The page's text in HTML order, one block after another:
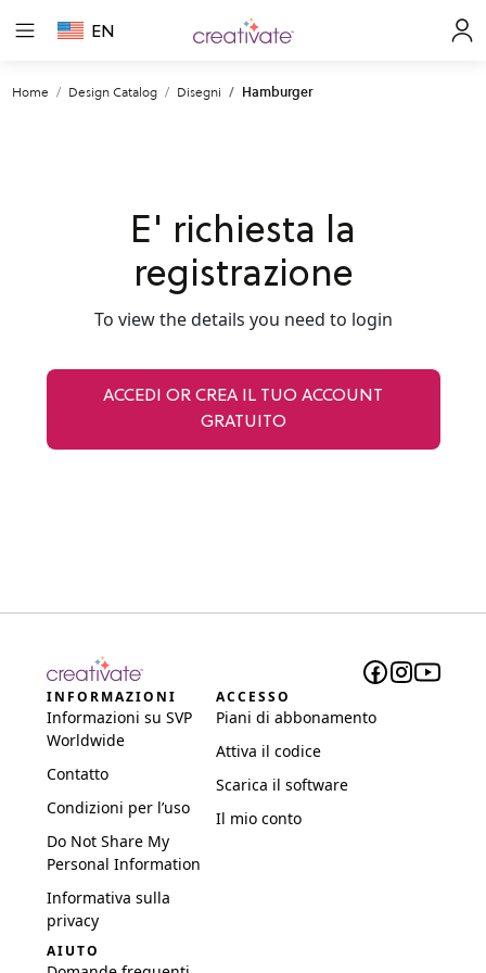
EN
Home Design Catalog Disegni Hamburger
E' richiesta la
registrazione
To view the details you need to login
ACCEDI OR CREA IL TUO ACCOUNT
GRATUITO
INFORMAZIONI
Informazioni su SVP
Worldwide
Contatto
Condizioni per l’uso
Do Not Share My
Personal Information
Informativa sulla
privacy
ACCESSO
Piani di abbonamento
Attiva il codice
Scarica il software
Il mio conto
AIUTO